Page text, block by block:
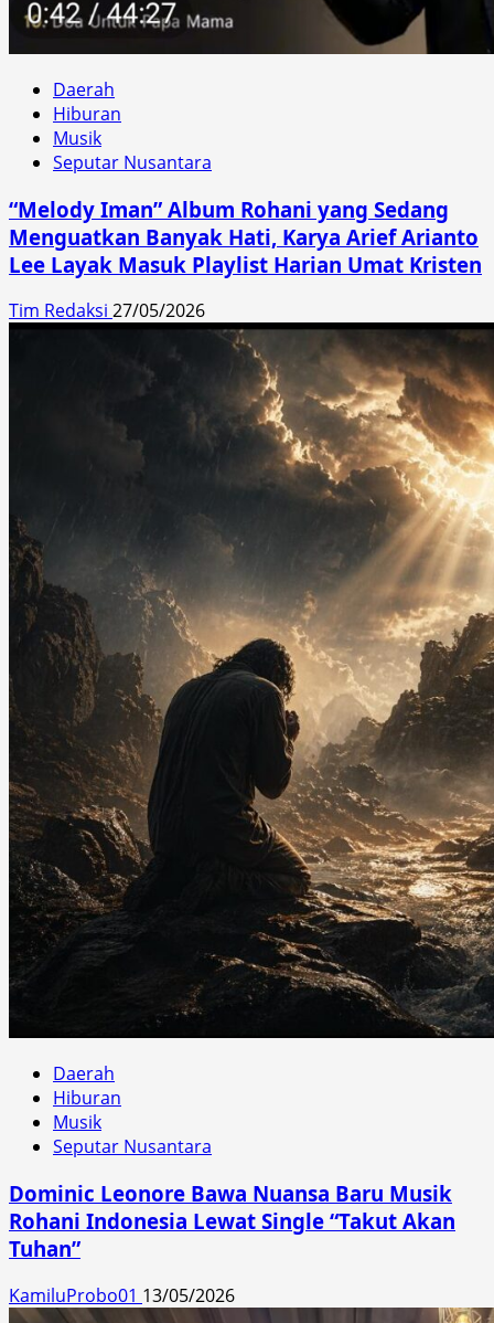
Daerah
Hiburan
Musik
Seputar Nusantara
“Melody Iman” Album Rohani yang Sedang
Menguatkan Banyak Hati, Karya Arief Arianto
Lee Layak Masuk Playlist Harian Umat Kristen
Tim Redaksi 27/05/2026
Daerah
Hiburan
Musik
Seputar Nusantara
Dominic Leonore Bawa Nuansa Baru Musik
Rohani Indonesia Lewat Single “Takut Akan
Tuhan”
KamiluProbo01 13/05/2026